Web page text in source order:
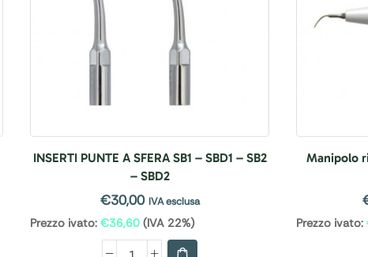
INSERTI PUNTE A SFERA SB1 – SBD1 – SB2
– SBD2
€30,00 IVA esclusa
Prezzo ivato: €36,60 (IVA 22%)
Manipolo
Prezzo ivato: